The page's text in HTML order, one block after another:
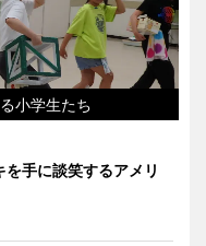
小学生たち
手に談笑するアメリ